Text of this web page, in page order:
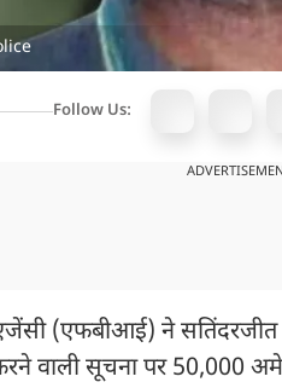
Follow Us:
(एफबीआई) ने सतिंदरजीत
वाली सूचना पर 50,000